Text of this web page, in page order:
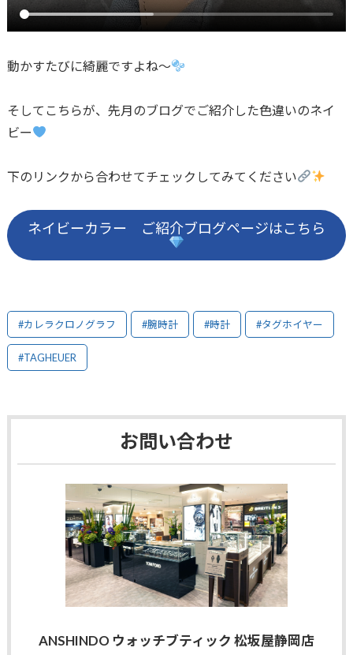
動かすたびに綺麗ですよね〜
そしてこちらが、先月のブログでご紹介した色違いのネイ
ビー
下のリンクから合わせてチェックしてみてください
ネイビーカラー ご紹介ブログページはこちら
#カレラクロノグラフ #腕時計 #時計 #タグホイヤー
#TAGHEUER
お問い合わせ
ANSHINDO ウォッチブティック 松坂屋静岡店